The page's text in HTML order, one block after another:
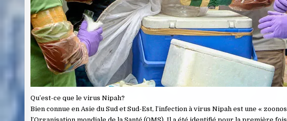
Qu’est-ce que le virus Nipah?
Bien connue en Asie du Sud et Sud-Est, l’infection à virus Nipah est une «